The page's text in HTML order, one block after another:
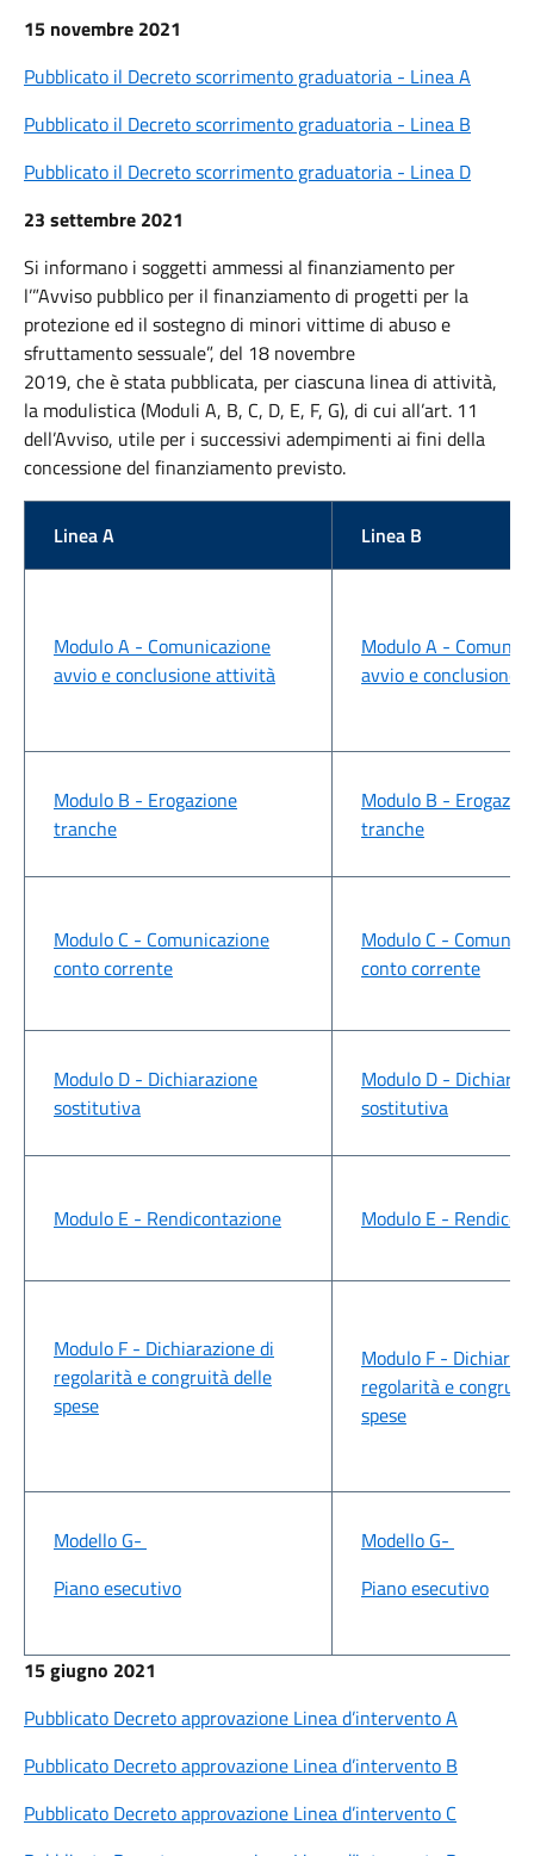
15 novembre 2021
Pubblicato il Decreto scorrimento graduatoria - Linea A
Pubblicato il Decreto scorrimento graduatoria - Linea B
Pubblicato il Decreto scorrimento graduatoria - Linea D
23 settembre 2021
Si informano i soggetti ammessi al finanziamento per
l’”Avviso pubblico per il finanziamento di progetti per la
protezione ed il sostegno di minori vittime di abuso e
sfruttamento sessuale”, del 18 novembre
2019, che è stata pubblicata, per ciascuna linea di attività,
la modulistica (Moduli A, B, C, D, E, F, G), di cui all’art. 11
dell’Avviso, utile per i successivi adempimenti ai fini della
concessione del finanziamento previsto.
Linea A Linea B
Modulo A - Comunicazione
avvio e conclusione attività
Modulo A -
avvio e conclusione
Modulo B - Erogazione
tranche
Modulo B -
tranche
Modulo C - Comunicazione
conto corrente
Modulo C -
conto corrente
Modulo D - Dichiarazione
sostitutiva
Modulo D -
sostitutiva
Modulo E - Rendicontazione Modulo E -
Modulo F - Dichiarazione di
regolarità e congruità delle
spese
Modulo F -
regolarità e
spese
Modello G-
Piano esecutivo
Modello G-
Piano esecutivo
15 giugno 2021
Pubblicato Decreto approvazione Linea d’intervento A
Pubblicato Decreto approvazione Linea d’intervento B
Pubblicato Decreto approvazione Linea d’intervento C